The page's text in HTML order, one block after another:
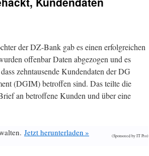
der DZ-Bank gab es einen erfolgreichen
offenbar Daten abgezogen und es
zehntausende Kundendaten der DG
(DGIM) betroffen sind. Das teilte die
an betroffene Kunden und über eine
Jetzt herunterladen » (Sponsored by IT Pro)